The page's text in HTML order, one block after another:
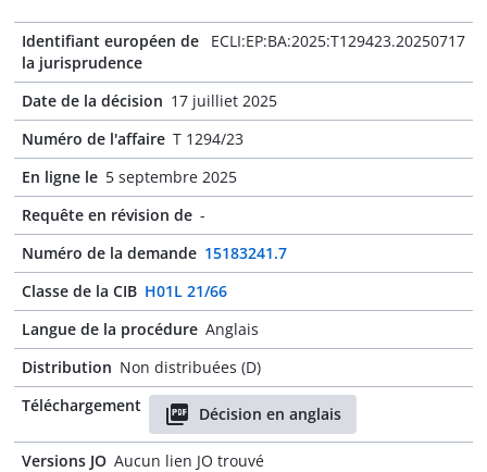
Identifiant européen de
la jurisprudence
ECLI:EP:BA:2025:T129423.20250717
Date de la décision 17 juilliet 2025
Numéro de l'affaire T 1294/23
En ligne le 5 septembre 2025
Requête en révision de -
Numéro de la demande 15183241.7
Classe de la CIB H01L 21/66
Langue de la procédure Anglais
Distribution Non distribuées (D)
Téléchargement
Décision en anglais
Versions JO Aucun lien JO trouvé